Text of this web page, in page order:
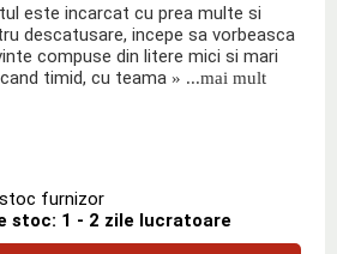
este incarcat cu prea multe si
descatusare, incepe sa vorbeasca
compuse din litere mici si mari
timid, cu teama » ...mai mult
furnizor
stoc: 1 - 2 zile lucratoare